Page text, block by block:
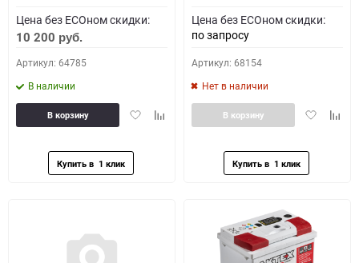
Цена без ECOном скидки:
10 200 руб.
Артикул: 64785
В наличии
ДобавитьДобавить
В корзину
Цена без ECOном скидки:
по запросу
Артикул: 68154
Нет в наличии
Добавить
В корзину